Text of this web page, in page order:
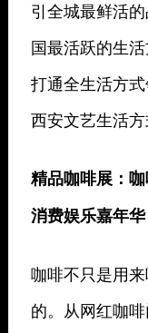
引全城最鲜活
国最活跃的生活
打通全生活方
西安文艺生活
精品咖啡展：
消费娱乐嘉年华
咖啡不只是用
的。从网红咖